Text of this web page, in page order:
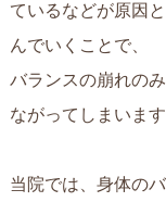
ているなどが原因
んでいくことで、
バランスの崩れの
ながってしまいます
当院では、身体の